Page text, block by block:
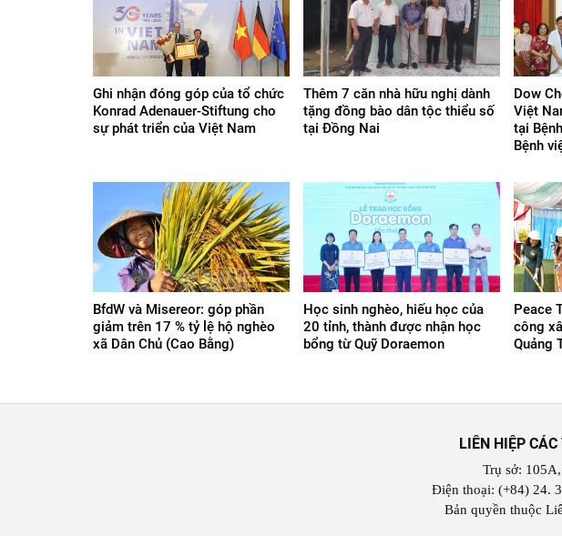
Ghi nhận đóng góp của tổ chức
Konrad Adenauer-Stiftung cho
sự phát triển của Việt Nam
Thêm 7 căn nhà hữu nghị dành
tặng đồng bào dân tộc thiểu số
tại Đồng Nai
Dow
Việt
tại
Bệnh
BfdW và Misereor: góp phần
giảm trên 17 % tỷ lệ hộ nghèo
xã Dân Chủ (Cao Bằng)
Học sinh nghèo, hiếu học của
20 tỉnh, thành được nhận học
bổng từ Quỹ Doraemon
Peace
công
Quảng
LIÊN HIỆP
Trụ sở:
Điện thoại: (+84) 24.
Bản quyền thuộc